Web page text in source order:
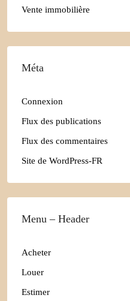
Vente immobilière
Méta
Connexion
Flux des publications
Flux des commentaires
Site de WordPress-FR
Menu – Header
Acheter
Louer
Estimer